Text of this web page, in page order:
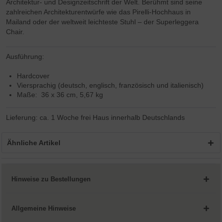
Architektur- und Designzeitschrift der Welt. Berühmt sind seine
zahlreichen Architekturentwürfe wie das Pirelli-Hochhaus in
Mailand oder der weltweit leichteste Stuhl – der Superleggera
Chair.
Ausführung:
Hardcover
Viersprachig (deutsch, englisch, französisch und italienisch)
Maße: 36 x 36 cm, 5,67 kg
Lieferung: ca. 1 Woche frei Haus innerhalb Deutschlands
Ähnliche Artikel
Hinweise zu Bestellungen
Allgemeine Hinweise